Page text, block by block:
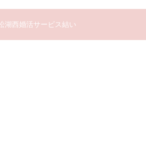
湖西婚活サービス結い